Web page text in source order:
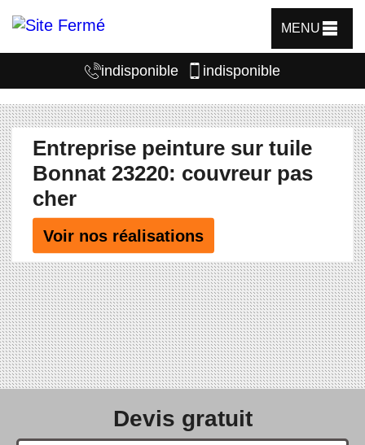
MENU
indisponible indisponible
Entreprise peinture sur tuile
Bonnat 23220: couvreur pas
cher
Voir nos réalisations
Devis gratuit